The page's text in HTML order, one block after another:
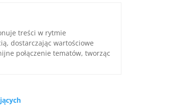
treści w rytmie
dostarczając wartościowe
połączenie tematów, tworząc